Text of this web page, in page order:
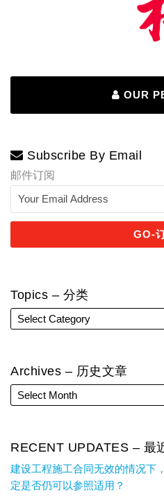
OUR
Subscribe By Email
邮件订阅
Topics – 分类
Archives – 历史文章
RECENT UPDATES – 最
建设工程施工合同无效的情况下
定是否仍可以参照适用？